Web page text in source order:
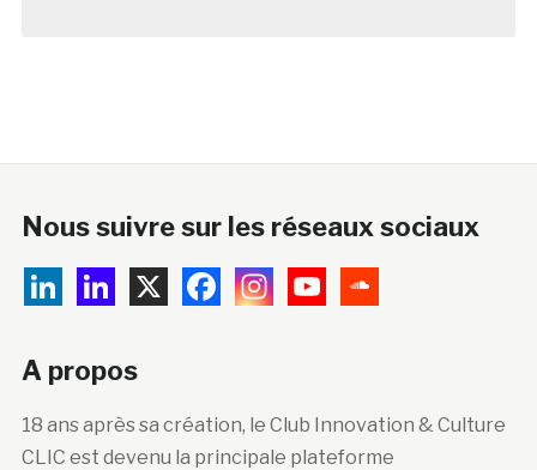
Nous suivre sur les réseaux sociaux
A propos
18 ans après sa création, le Club Innovation & Culture
CLIC est devenu la principale plateforme